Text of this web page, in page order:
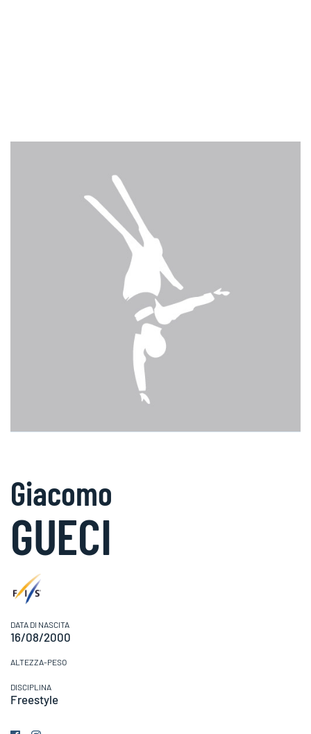
Giacomo
GUECI
DATA DI NASCITA
16/08/2000
ALTEZZA-PESO
DISCIPLINA
Freestyle